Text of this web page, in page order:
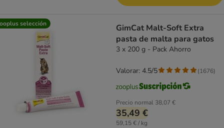
selección
GimCat Malt-Soft Extra
pasta de malta para gatos
3 x 200 g - Pack Ahorro
Precio normal 38,07 €
35,49 €
59,15 € / kg
Valorar: 4.5/5 (1676)